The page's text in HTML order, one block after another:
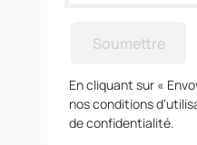
Soumettre
En cliquant sur «
nos conditions
de confidentialité.